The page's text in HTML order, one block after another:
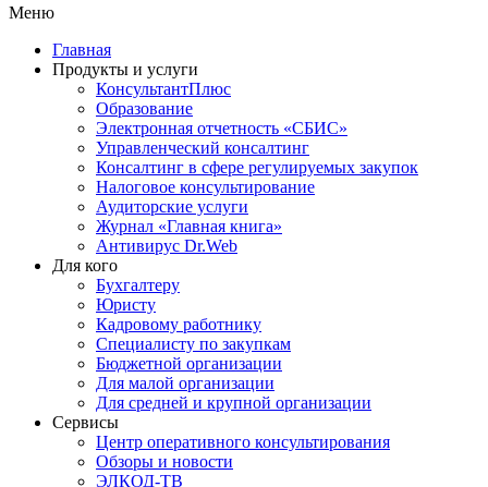
Меню
Главная
Продукты и услуги
КонсультантПлюс
Образование
Электронная отчетность «СБИС»
Управленческий консалтинг
Консалтинг в сфере регулируемых закупок
Налоговое консультирование
Аудиторские услуги
Журнал «Главная книга»
Антивирус Dr.Web
Для кого
Бухгалтеру
Юристу
Кадровому работнику
Специалисту по закупкам
Бюджетной организации
Для малой организации
Для средней и крупной организации
Сервисы
Центр оперативного консультирования
Обзоры и новости
ЭЛКОД-ТВ